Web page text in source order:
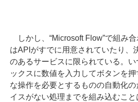
しかし、“Microsoft Flow”で組み
はAPIがすでに用意されていたり、
のあるサービスに限られている。
ックスに数値を入力してボタンを
な操作を必要とするものの自動化
イスがない処理までを組み込むこと